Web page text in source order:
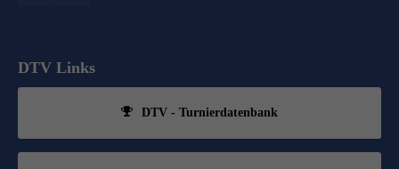
DTV Links
DTV - Turnierdatenbank